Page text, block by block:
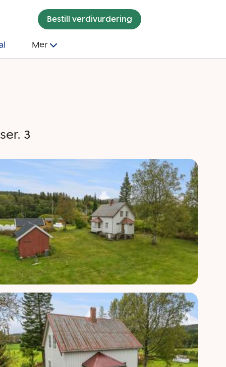
Bestill verdivurdering
Mer
3